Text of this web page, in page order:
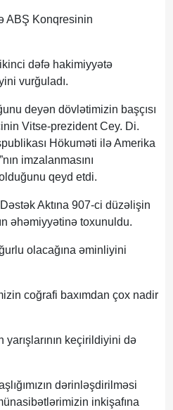
ABŞ Konqresinin
dəfə hakimiyyətə
vurğuladı.
deyən dövlətimizin başçısı
Vitse-prezident Cey. Di.
Hökuməti ilə Amerika
imzalanmasını
qeyd etdi.
Aktına 907-ci düzəlişin
əhəmiyyətinə toxunuldu.
olacağına əminliyini
coğrafi baxımdan çox nadir
keçirildiyini də
dərinləşdirilməsi
inkişafına